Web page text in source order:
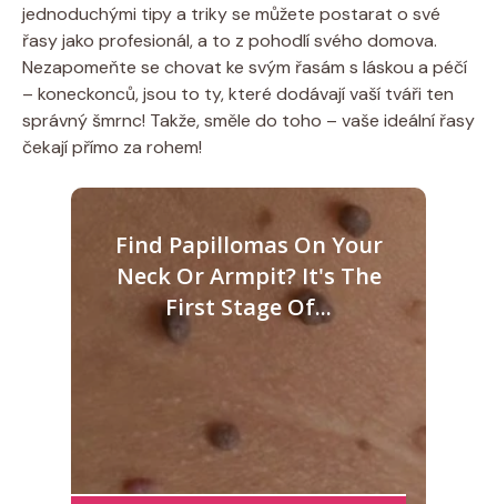
jednoduchými tipy a triky se můžete postarat o své
řasy jako profesionál, a to z pohodlí svého domova.
Nezapomeňte se chovat ke svým řasám s láskou a péčí
– koneckonců, jsou to ty, které dodávají vaší tváři ten
správný šmrnc! Takže, směle do toho – vaše ideální řasy
čekají přímo za rohem!
Find Papillomas On Your
Neck Or Armpit? It's The
First Stage Of...